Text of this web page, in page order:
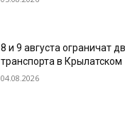
8 и 9 августа ограничат
транспорта в Крылатском
04.08.2026